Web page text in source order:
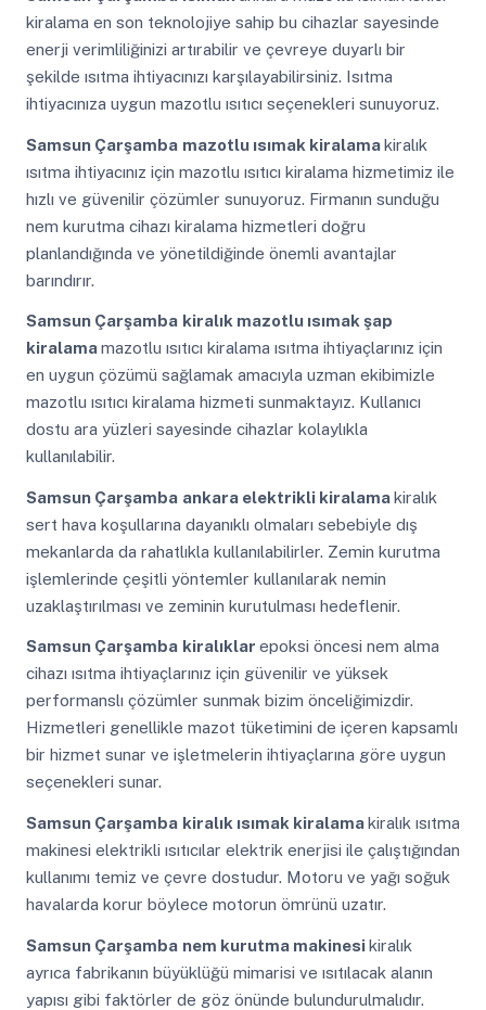
kiralama en son teknolojiye sahip bu cihazlar sayesinde
enerji verimliliğinizi artırabilir ve çevreye duyarlı bir
şekilde ısıtma ihtiyacınızı karşılayabilirsiniz. Isıtma
ihtiyacınıza uygun mazotlu ısıtıcı seçenekleri sunuyoruz.
Samsun Çarşamba mazotlu ısımak kiralamakiralık
ısıtma ihtiyacınız için mazotlu ısıtıcı kiralama hizmetimiz ile
hızlı ve güvenilir çözümler sunuyoruz. Firmanın sunduğu
nem kurutma cihazı kiralama hizmetleri doğru
planlandığında ve yönetildiğinde önemli avantajlar
barındırır.
Samsun Çarşamba kiralık mazotlu ısımak şap
kiralamamazotlu ısıtıcı kiralama ısıtma ihtiyaçlarınız için
en uygun çözümü sağlamak amacıyla uzman ekibimizle
mazotlu ısıtıcı kiralama hizmeti sunmaktayız. Kullanıcı
dostu ara yüzleri sayesinde cihazlar kolaylıkla
kullanılabilir.
Samsun Çarşamba ankara elektrikli kiralamakiralık
sert hava koşullarına dayanıklı olmaları sebebiyle dış
mekanlarda da rahatlıkla kullanılabilirler. Zemin kurutma
işlemlerinde çeşitli yöntemler kullanılarak nemin
uzaklaştırılması ve zeminin kurutulması hedeflenir.
Samsun Çarşamba kiralıklar epoksi öncesi nem alma
cihazı ısıtma ihtiyaçlarınız için güvenilir ve yüksek
performanslı çözümler sunmak bizim önceliğimizdir.
Hizmetleri genellikle mazot tüketimini de içeren kapsamlı
bir hizmet sunar ve işletmelerin ihtiyaçlarına göre uygun
seçenekleri sunar.
Samsun Çarşamba kiralık ısımak kiralamakiralık ısıtma
makinesi elektrikli ısıtıcılar elektrik enerjisi ile çalıştığından
kullanımı temiz ve çevre dostudur. Motoru ve yağı soğuk
havalarda korur böylece motorun ömrünü uzatır.
Samsun Çarşamba nem kurutma makinesikiralık
ayrıca fabrikanın büyüklüğü mimarisi ve ısıtılacak alanın
yapısı gibi faktörler de göz önünde bulundurulmalıdır.